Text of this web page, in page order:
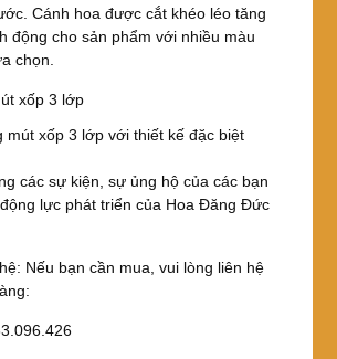
Cánh hoa được cắt khéo léo tăng
động cho sản phẩm với nhiều màu
chọn.
mút xốp 3 lớp với thiết kế đặc biệt
các sự kiện, sự ủng hộ của các bạn
lực phát triển của Hoa Đăng Đức
Nếu bạn cần mua, vui lòng liên hệ